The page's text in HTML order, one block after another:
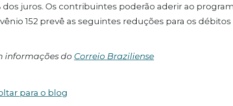
dos juros. Os contribuintes poderão aderir ao
152 prevê as seguintes reduções para os débitos
informações do Correio Braziliense
para o blog